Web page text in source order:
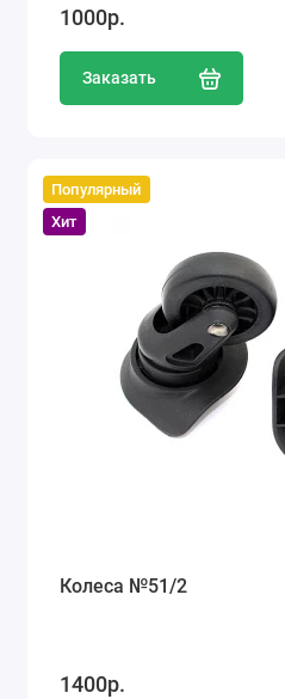
1000р.
Заказать
Популярный
Хит
Колеса №51/2
1400р.